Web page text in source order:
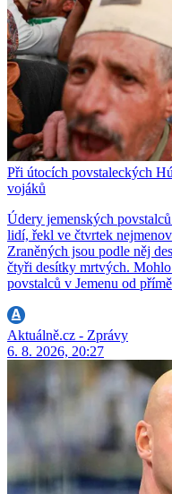
Při útocích povstaleckých
vojáků
Údery jemenských
lidí, řekl ve čtvrtek
Zraněných jsou podle něj
čtyři desítky mrtvých.
povstalců v Jemenu od
Aktuálně.cz - Zprávy
6. 8. 2026, 20:27